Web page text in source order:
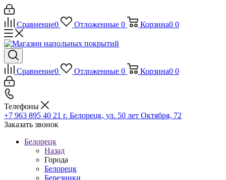
Сравнение0 Отложенные 0 Корзина0 0
Сравнение0 Отложенные 0 Корзина0 0
Телефоны
+7 963 895 40 21 г. Белорецк, ул. 50 лет Октября, 72
Заказать звонок
Белорецк
Назад
Города
Белорецк
Березники